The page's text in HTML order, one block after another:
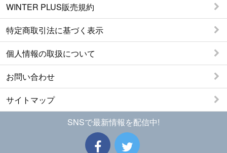
WINTER PLUS販売規約
特定商取引法に基づく表示
個人情報の取扱について
お問い合わせ
サイトマップ
SNSで最新情報を配信中!